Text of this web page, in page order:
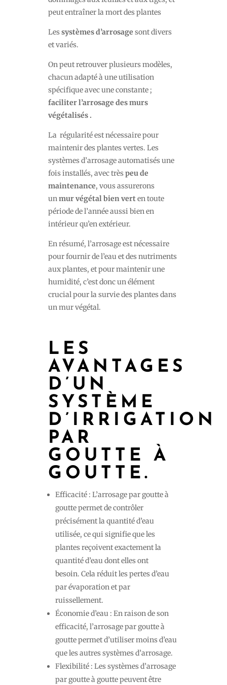
peut entraîner la mort des plantes
Lessystèmes d’arrosage sont divers
et variés.
On peut retrouver plusieurs modèles,
chacun adapté à une utilisation
spécifique avec une constante ;
faciliter l’arrosage des murs
végétalisés .
La régularité est nécessaire pour
maintenir des plantes vertes. Les
systèmes d’arrosage automatisés une
fois installés, avec trèspeu de
maintenance, vous assurerons
unmur végétal bien verten toute
période de l’année aussi bien en
intérieur qu’en extérieur.
En résumé, l’arrosage est nécessaire
pour fournir de l’eau et des nutriments
aux plantes, et pour maintenir une
humidité, c’est donc un élément
crucial pour la survie des plantes dans
un mur végétal.
LES
AVANTAGES
D’UN
SYSTÈME
D’IRRIGATION
PAR
GOUTTE À
GOUTTE.
Efficacité : L’arrosage par goutte à
goutte permet de contrôler
précisément la quantité d’eau
utilisée, ce qui signifie que les
plantes reçoivent exactement la
quantité d’eau dont elles ont
besoin. Cela réduit les pertes d’eau
par évaporation et par
ruissellement.
Économie d’eau : En raison de son
efficacité, l’arrosage par goutte à
goutte permet d’utiliser moins d’eau
que les autres systèmes d’arrosage.
Flexibilité : Les systèmes d’arrosage
par goutte à goutte peuvent être